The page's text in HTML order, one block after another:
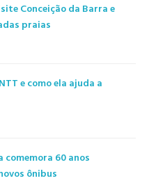
Conceição da Barra e
praias
e como ela ajuda a
comemora 60 anos
ônibus